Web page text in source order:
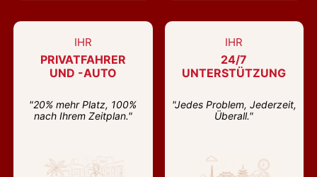
IHR
PRIVATFAHRER
UND -AUTO
"20% mehr Platz, 100%
nach Ihrem Zeitplan."
IHR
24/7
UNTERSTÜTZUNG
"Jedes Problem, Jederzeit,
Überall."